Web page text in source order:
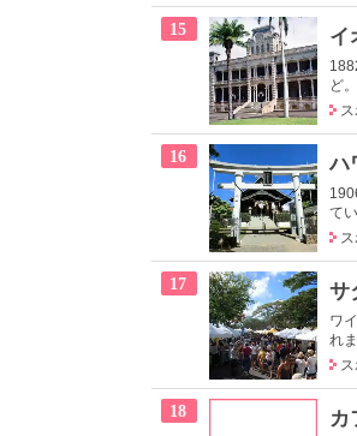
15 イ
ど
16 ハ
て
17 サ
ワ
れ
18 カ